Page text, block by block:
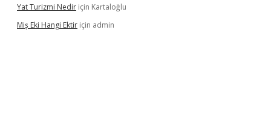
Yat Turizmi Nedir için Kartaloğlu
Miş Eki Hangi Ektir için admin